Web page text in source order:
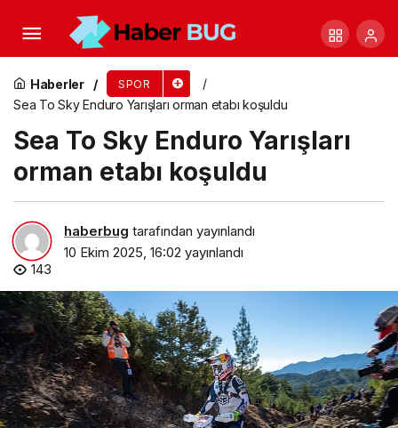
Haberler SPOR
Sea To Sky Enduro Yarışları orman etabı koşuldu
Sea To Sky Enduro Yarışları
orman etabı koşuldu
haberbug tarafından yayınlandı
10 Ekim 2025, 16:02 yayınlandı
143
L’Étape Türkiye by Tour de France, 12 Ekim Pazar
Günü Canlı Yayınla Ekranlarda